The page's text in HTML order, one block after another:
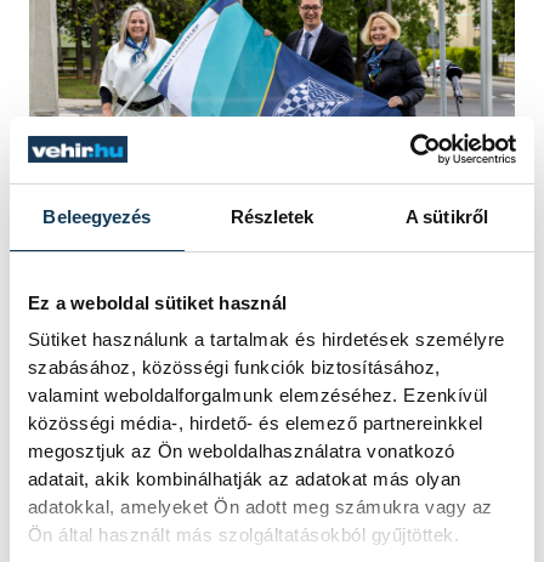
Beleegyezés Részletek A sütikről
Ez a weboldal sütiket használ
Sütiket használunk a tartalmak és hirdetések személyre
szabásához, közösségi funkciók biztosításához,
valamint weboldalforgalmunk elemzéséhez. Ezenkívül
közösségi média-, hirdető- és elemező partnereinkkel
megosztjuk az Ön weboldalhasználatra vonatkozó
adatait, akik kombinálhatják az adatokat más olyan
adatokkal, amelyeket Ön adott meg számukra vagy az
Ön által használt más szolgáltatásokból gyűjtöttek.
Jung Edina, Pálinkás Roland, Rektor Dóra
Ezt szeretnék tehát hirdetni a zászlóval is,
amelyet az ünnepség végén a Báthory
iskola tanulói átadtak Pálinkás Rolandnak,
a körzet önkormányzati képviselőjének, ő
pedig jelképesen továbbadta Jung